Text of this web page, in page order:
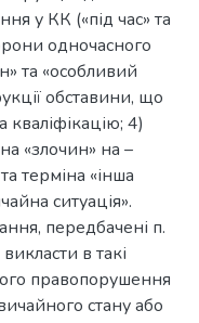
у КК («під час» та
одночасного
та «особливий
обставини, що
4)
«злочин» на –
терміна «інша
ситуація».
передбачені п.
в такі
правопорушення
стану або